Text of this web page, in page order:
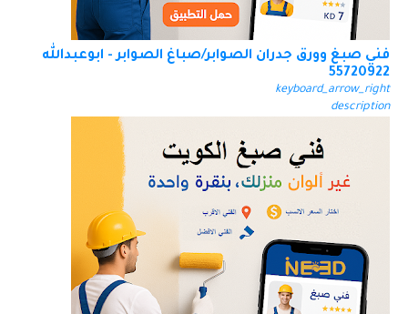
فني صبغ وورق جدران الصوابر/صباغ الصوابر - ابوعبدالله
55720922
keyboard_arrow_right
description